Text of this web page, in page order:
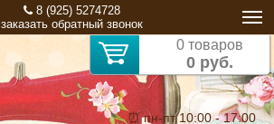
8 (925) 5274728
заказать обратный звонок
0 товаров
0 руб.
⏰ пн-пт 10:00 - 17:00